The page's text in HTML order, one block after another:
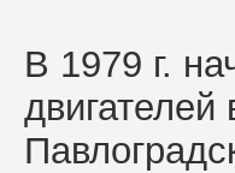
В 1979 г.
двигателей